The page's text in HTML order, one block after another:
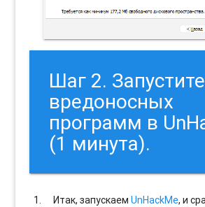
Шаг 2.
вредоносных
программ в
(1 минута).
Итак, запускаемUnHackMe, и